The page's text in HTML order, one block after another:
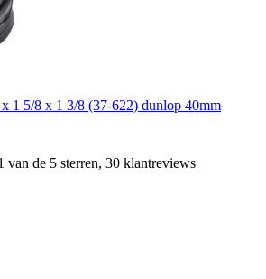
1 5/8 x 1 3/8 (37-622) dunlop 40mm
van de 5 sterren, 30 klantreviews